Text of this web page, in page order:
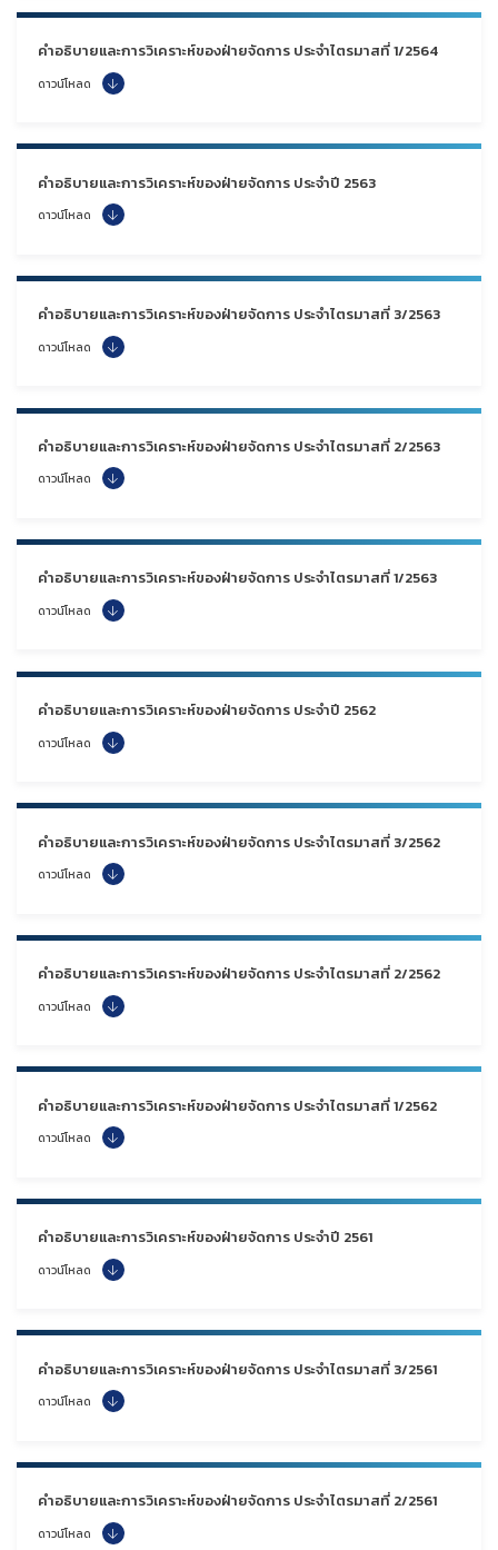
คำอธิบายและการวิเคราะห์ของฝ่ายจัดการ ประจำไตรมาสที่ 1/2564
ดาวน์โหลด
คำอธิบายและการวิเคราะห์ของฝ่ายจัดการ ประจำปี 2563
ดาวน์โหลด
คำอธิบายและการวิเคราะห์ของฝ่ายจัดการ ประจำไตรมาสที่ 3/2563
ดาวน์โหลด
คำอธิบายและการวิเคราะห์ของฝ่ายจัดการ ประจำไตรมาสที่ 2/2563
ดาวน์โหลด
คำอธิบายและการวิเคราะห์ของฝ่ายจัดการ ประจำไตรมาสที่ 1/2563
ดาวน์โหลด
คำอธิบายและการวิเคราะห์ของฝ่ายจัดการ ประจำปี 2562
ดาวน์โหลด
คำอธิบายและการวิเคราะห์ของฝ่ายจัดการ ประจำไตรมาสที่ 3/2562
ดาวน์โหลด
คำอธิบายและการวิเคราะห์ของฝ่ายจัดการ ประจำไตรมาสที่ 2/2562
ดาวน์โหลด
คำอธิบายและการวิเคราะห์ของฝ่ายจัดการ ประจำไตรมาสที่ 1/2562
ดาวน์โหลด
คำอธิบายและการวิเคราะห์ของฝ่ายจัดการ ประจำปี 2561
ดาวน์โหลด
คำอธิบายและการวิเคราะห์ของฝ่ายจัดการ ประจำไตรมาสที่ 3/2561
ดาวน์โหลด
คำอธิบายและการวิเคราะห์ของฝ่ายจัดการ ประจำไตรมาสที่ 2/2561
ดาวน์โหลด